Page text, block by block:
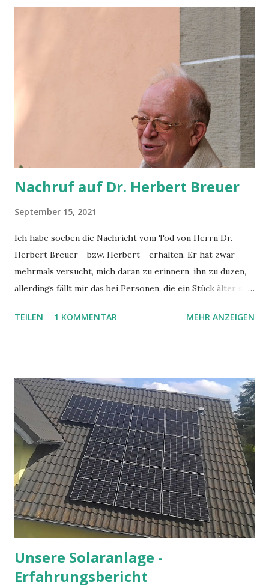
und Essensgutscheine (5 EUR/Nase!! am Flughafen also
fast etwas zu Essen ODER etwas zu Trinken!) verteilt,
ansonsten blieben aber die Informationen über Gründe für
die Verspätung oder deren Länge spärlich. Nachdem dann
die Ersatzmaschine aus Heathrow und eine Standby-Crew
dafür beschafft worden war, sind wir dann doch noch nach
Hause gekommen, allerdings erst mitten in der Nacht statt
am frühen Abend. Ermuntert durch die
passagierfreundlichen Entscheidungen z.T.
Entschädigungen unter dem Stic...
Nachruf auf Dr. Herbert Breuer
September 15, 2021
Ich habe soeben die Nachricht vom Tod von Herrn Dr.
Herbert Breuer - bzw. Herbert - erhalten. Er hat zwar
mehrmals versucht, mich daran zu erinnern, ihn zu duzen,
allerdings fällt mir das bei Personen, die ein Stück älter sind
oft schwer. Bei ihm bin ich zur Erstkommunion gegangen,
prägend war für mich die Vermittlung des Wissens, dass die
Naturwissenschaften und der Glaube keine Gegensätze
sein sollten und man natürlich auch als Christ nicht davon
ausgehen muss, dass die Welt in 6 Tagen geschaffen wurde.
Seine Einsichten machten es mir einfacher, an Dinge zu
glauben, die ich sonst vielleicht verworfen hätte. Manche
könnten sagen, er habe den Kampf gegen den Krebs
verloren. In einer kölschen Mess hätte er darauf vielleicht
scherzhaft entgegnet, dass er und der Kreb...
TEILEN 1 KOMMENTAR MEHR ANZEIGEN
Unsere Solaranlage -
Erfahrungsbericht